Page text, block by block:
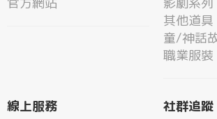
其他道具
童/神話
職業服裝
線上服務
社群追蹤